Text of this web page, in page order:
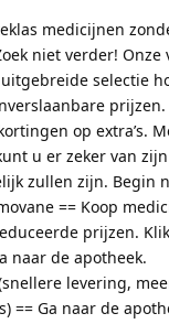
medicijnen
niet verder!
selectie
op extra’s.
u er zeker van
zullen zijn. Begin
== Koop
prijzen.
naar de apotheek.
levering,
== Ga naar de